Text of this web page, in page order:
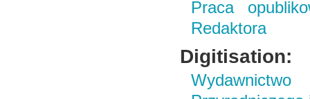
Praca
Redaktora
Digitisation: